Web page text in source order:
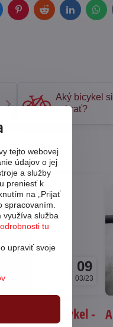
09
03/23
na bicykel -
PinterestRedditLinkedIn
Aký bicykel si
vybrať?
tejto webovej
údajov o jej
a služby
preniesť k
na „Prijať
spracovaním.
využíva služba
tu
upraviť svoje